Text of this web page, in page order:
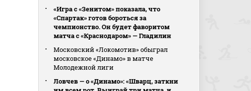
«Игра с «Зенитом» показала, что
«Спартак» готов бороться за
чемпионство. Он будет фаворитом
матча с «Краснодаром» — Гладилин
Московский «Локомотив» обыграл
московское «Динамо» в матче
Молодежной лиги
Ловчев — о «Динамо»: «Шварц, заткни